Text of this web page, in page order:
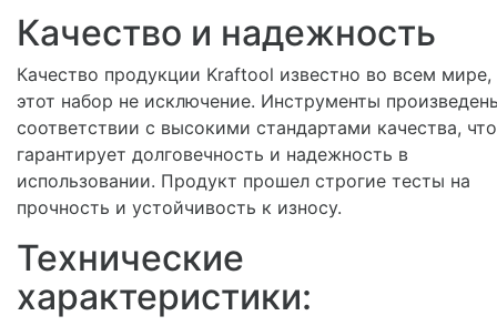
Качество и надежность
Качество продукции Kraftool известно во всем мире,
этот набор не исключение. Инструменты
соответствии с высокими стандартами качества, что
гарантирует долговечность и надежность в
использовании. Продукт прошел строгие тесты на
прочность и устойчивость к износу.
Технические
характеристики: